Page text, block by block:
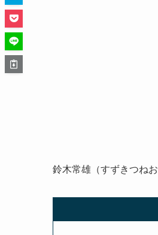
鈴木常雄（すずきつね